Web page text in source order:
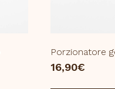
Porzionatore
16,90€